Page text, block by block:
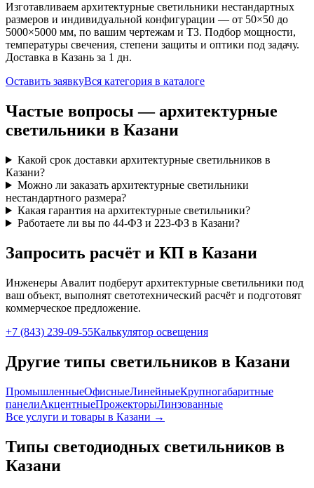
Изготавливаем архитектурные светильники нестандартных
размеров и индивидуальной конфигурации — от 50×50 до
5000×5000 мм, по вашим чертежам и ТЗ. Подбор мощности,
температуры свечения, степени защиты и оптики под задачу.
Доставка в Казань за 1 дн.
Оставить заявкуВся категория в каталоге
Частые вопросы —архитектурные
светильники в Казани
Какой срок доставки архитектурные светильников в
Казани?
Можно ли заказать архитектурные светильники
нестандартного размера?
Какая гарантия на архитектурные светильники?
Работаете ли вы по 44-ФЗ и 223-ФЗ в Казани?
Запросить расчёт и КП в Казани
Инженеры Авалит подберут архитектурные светильники под
ваш объект, выполнят светотехнический расчёт и подготовят
коммерческое предложение.
+7 (843) 239-09-55Калькулятор освещения
Другие типы светильников в Казани
ПромышленныеОфисныеЛинейныеКрупногабаритные
панелиАкцентныеПрожекторыЛинзованные
Все услуги и товары в Казани →
Типы светодиодных светильников в
Казани